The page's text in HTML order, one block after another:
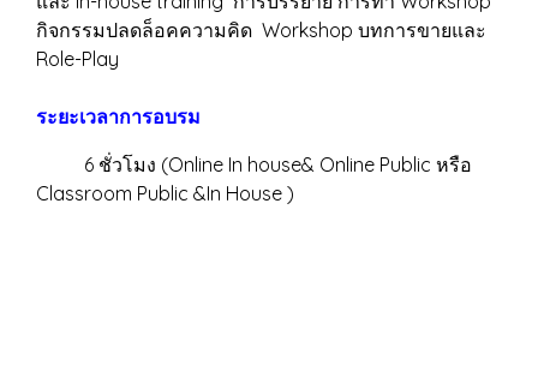
กิจกรรมปลดล็อคความคิด Workshop บทการขายและ
Role-Play
ระยะเวลาการอบรม
6 ชั่วโมง (Online In house& Online Public หรือ
Classroom Public &In House )